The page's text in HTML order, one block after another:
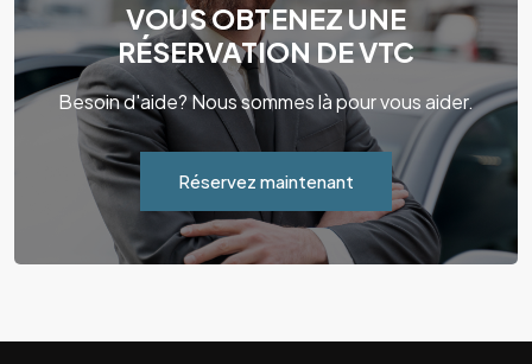
VOUS OBTENEZ UNE
RÉSERVATION DE VTC
Besoin d'aide? Nous sommes là pour vous aider.
Réservez maintenant